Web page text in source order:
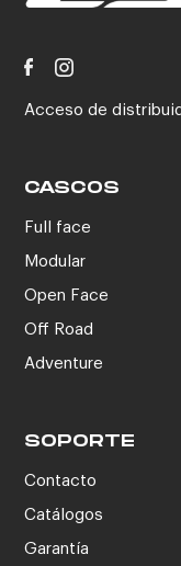
Acceso de
CASCOS
Full face
Modular
Open Face
Off Road
Adventure
SOPORTE
Contacto
Catálogos
Garantía